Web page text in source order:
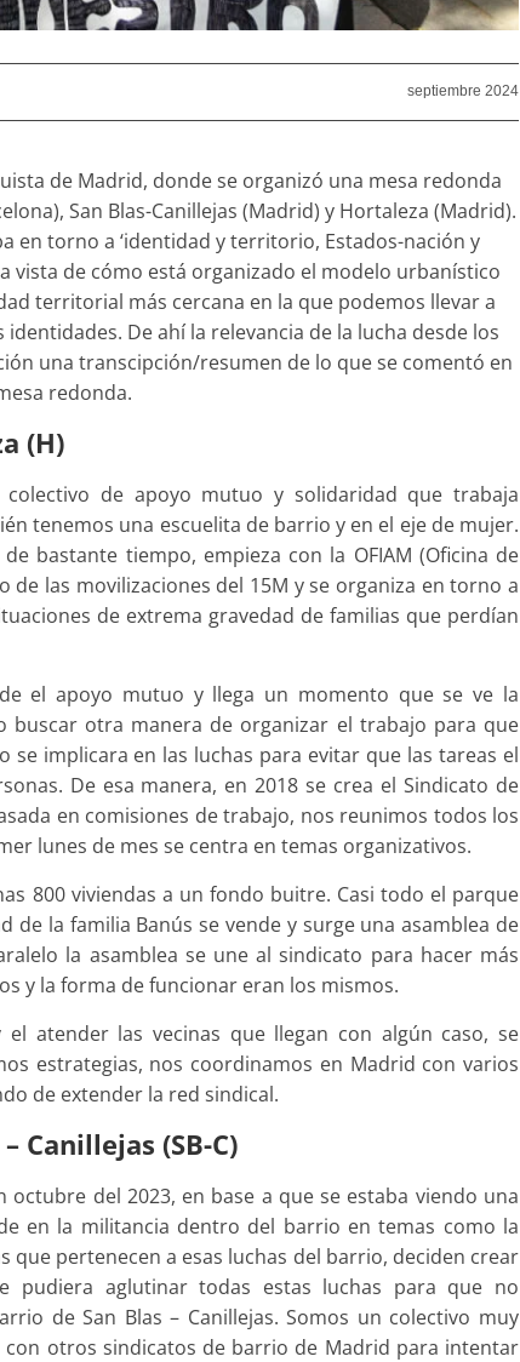
septiembre 2024
de Madrid, donde se organizó una mesa redonda
San Blas-Canillejas (Madrid) y Hortaleza (Madrid).
en torno a ‘identidad y territorio, Estados-nación y
vista de cómo está organizado el modelo urbanístico
territorial más cercana en la que podemos llevar a
De ahí la relevancia de la lucha desde los
una transcipción/resumen de lo que se comentó en
redonda.
(H)
de apoyo mutuo y solidaridad que trabaja
tenemos una escuelita de barrio y en el eje de mujer.
bastante tiempo, empieza con la OFIAM (Oficina de
las movilizaciones del 15M y se organiza en torno a
de extrema gravedad de familias que perdían
el apoyo mutuo y llega un momento que se ve la
buscar otra manera de organizar el trabajo para que
implicara en las luchas para evitar que las tareas el
De esa manera, en 2018 se crea el Sindicato de
en comisiones de trabajo, nos reunimos todos los
lunes de mes se centra en temas organizativos.
800 viviendas a un fondo buitre. Casi todo el parque
de la familia Banús se vende y surge una asamblea de
la asamblea se une al sindicato para hacer más
y la forma de funcionar eran los mismos.
atender las vecinas que llegan con algún caso, se
estrategias, nos coordinamos en Madrid con varios
de extender la red sindical.
Canillejas (SB-C)
del 2023, en base a que se estaba viendo una
en la militancia dentro del barrio en temas como la
que pertenecen a esas luchas del barrio, deciden crear
pudiera aglutinar todas estas luchas para que no
de San Blas – Canillejas. Somos un colectivo muy
otros sindicatos de barrio de Madrid para intentar